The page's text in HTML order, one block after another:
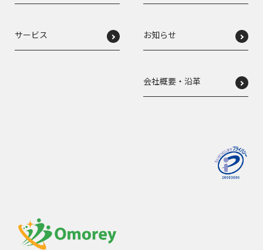
サービス お知らせ
会社概要・沿革